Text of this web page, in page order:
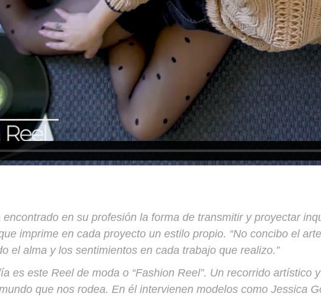
encontrado en su profesión la forma de transmitir y proyectar
imprime en cada proyecto un estilo propio. “No concibo el
el alma y los sentimientos en cada trabajo que realizo.”
es este Reel de moda o “Fashion Reel”. Un recorrido
que nos rodea. En él intervienen modelos como Jessica